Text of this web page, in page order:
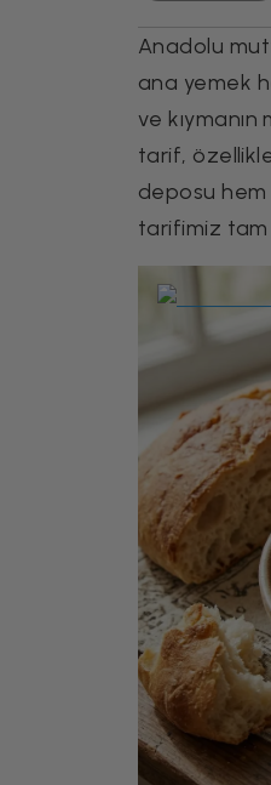
Anadolu
ana yemek
ve
tarif,
deposu hem
tarifimiz tam